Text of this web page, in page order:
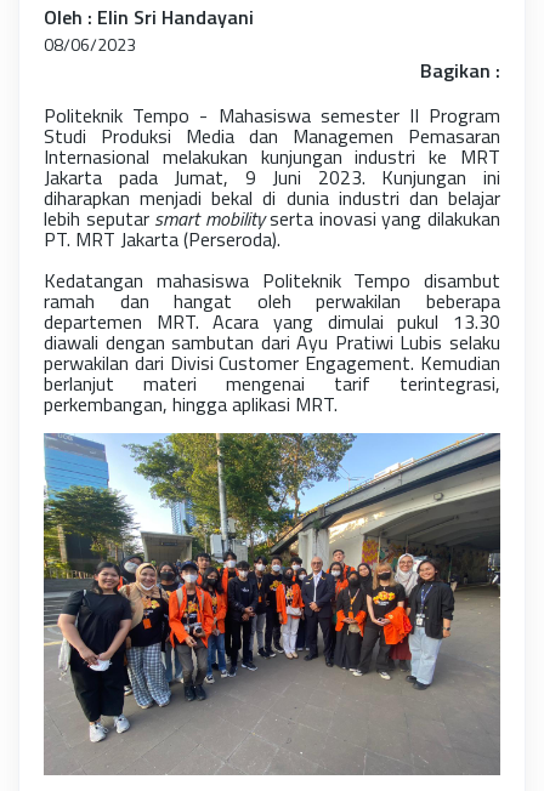
Oleh : Elin Sri Handayani
08/06/2023
Bagikan :
Politeknik Tempo - Mahasiswa semester II Program
Studi Produksi Media dan Managemen Pemasaran
Internasional melakukan kunjungan industri ke MRT
Jakarta pada Jumat, 9 Juni 2023. Kunjungan ini
diharapkan menjadi bekal di dunia industri dan belajar
lebih seputar smart mobilityserta inovasi yang dilakukan
PT. MRT Jakarta (Perseroda).
Kedatangan mahasiswa Politeknik Tempo disambut
ramah dan hangat oleh perwakilan beberapa
departemen MRT. Acara yang dimulai pukul 13.30
diawali dengan sambutan dari Ayu Pratiwi Lubis selaku
perwakilan dari Divisi Customer Engagement. Kemudian
berlanjut materi mengenai tarif terintegrasi,
perkembangan, hingga aplikasi MRT.